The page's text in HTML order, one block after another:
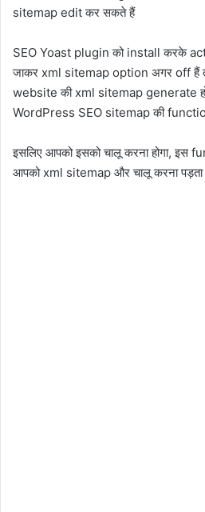
sitemap edit कर सकते हैं
SEO Yoast plugin को install करके
जाकर xml sitemap option अगर off हैं
website की xml sitemap generate
WordPress SEO sitemap की
इसलिए आपको इसको चालू करना होगा, इस
आपको xml sitemap और चालू करना पड़ता